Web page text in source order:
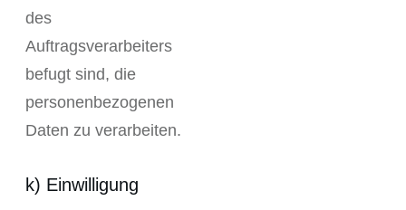
des
Auftragsverarbeiters
befugt sind, die
personenbezogenen
Daten zu verarbeiten.
k) Einwilligung